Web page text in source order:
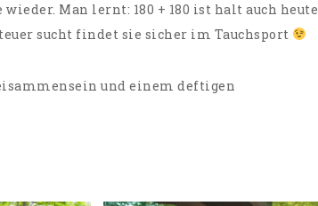
Man lernt: 180 + 180 ist halt auch heute
sucht findet sie sicher im Tauchsport
und einem deftigen